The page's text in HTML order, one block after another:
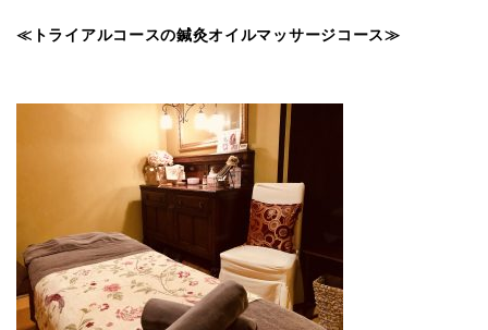
≪トライアルコースの鍼灸オイルマッサージコース≫